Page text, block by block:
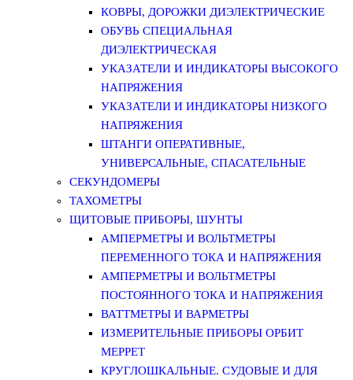
КОВРЫ, ДОРОЖКИ ДИЭЛЕКТРИЧЕСКИЕ
ОБУВЬ СПЕЦИАЛЬНАЯ
ДИЭЛЕКТРИЧЕСКАЯ
УКАЗАТЕЛИ И ИНДИКАТОРЫ ВЫСОКОГО
НАПРЯЖЕНИЯ
УКАЗАТЕЛИ И ИНДИКАТОРЫ НИЗКОГО
НАПРЯЖЕНИЯ
ШТАНГИ ОПЕРАТИВНЫЕ,
УНИВЕРСАЛЬНЫЕ, СПАСАТЕЛЬНЫЕ
СЕКУНДОМЕРЫ
ТАХОМЕТРЫ
ЩИТОВЫЕ ПРИБОРЫ, ШУНТЫ
АМПЕРМЕТРЫ И ВОЛЬТМЕТРЫ
ПЕРЕМЕННОГО ТОКА И НАПРЯЖЕНИЯ
АМПЕРМЕТРЫ И ВОЛЬТМЕТРЫ
ПОСТОЯННОГО ТОКА И НАПРЯЖЕНИЯ
ВАТТМЕТРЫ И ВАРМЕТРЫ
ИЗМЕРИТЕЛЬНЫЕ ПРИБОРЫ ОРБИТ
МЕРРЕТ
КРУГЛОШКАЛЬНЫЕ. СУДОВЫЕ И ДЛЯ